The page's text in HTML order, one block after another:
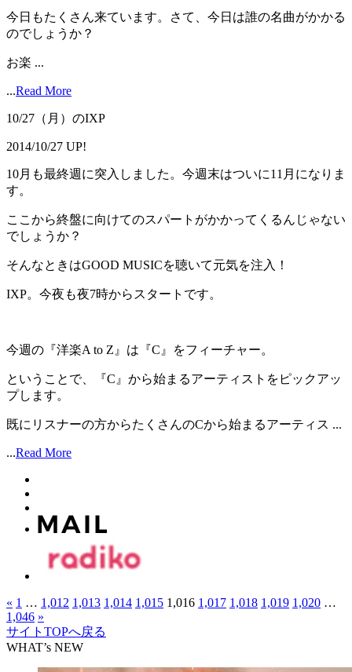
今日もたくさん来ています。さて、今日は誰の名曲がかかる
のでしょうか？
お楽 ...
...Read More
10/27（月）のIXP
2014/10/27 UP!
10月も最終週に突入しました。今週末はついに11月になりま
す。
ここから終盤に向けてのスパートがかかってくるんじゃない
でしょうか？
そんなときはGOOD MUSICを聴いて元気を注入！
IXP。今夜も夜7時からスタートです。
今週の『洋楽A to Z』は『C』をフィーチャー。
ということで、『C』から始まるアーティストをピックアッ
プします。
既にリスナーの方からたくさんのCから始まるアーティス ...
...Read More
« 1 … 1,012 1,013 1,014 1,015 1,016 1,017 1,018 1,019 1,020 …
1,046 »
サイトTOPへ戻る
WHAT’s NEW